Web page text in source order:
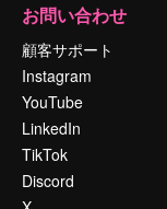
お問い合わせ
顧客サポート
Instagram
YouTube
LinkedIn
TikTok
Discord